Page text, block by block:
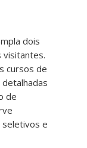
dois
visitantes.
cursos de
de
e